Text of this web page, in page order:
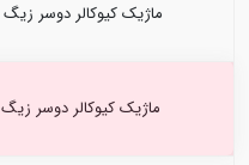
ماژیک کیوکالر دوسر زیگ Aqua (532) -140
ماژیک کیوکالر دوسر زیگ Navy (320) -140